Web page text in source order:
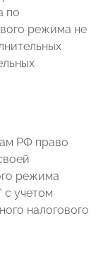
по
режима не
РФ право
режима
с учетом
налогового